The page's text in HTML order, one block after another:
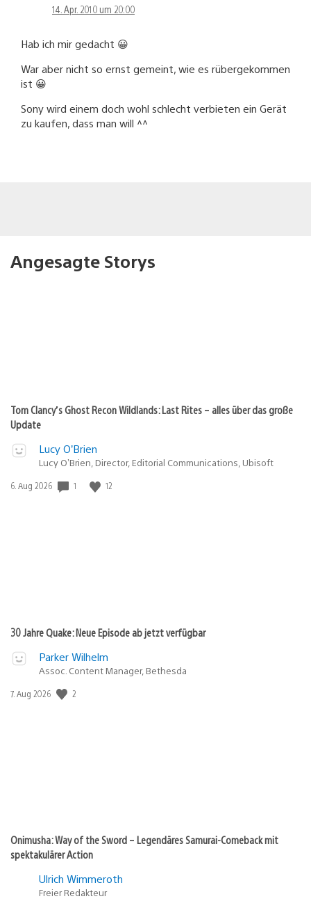
14. Apr. 2010 um 20:00
Hab ich mir gedacht 😀
War aber nicht so ernst gemeint, wie es rübergekommen
ist 😀
Sony wird einem doch wohl schlecht verbieten ein Gerät
zu kaufen, dass man will ^^
Angesagte Storys
Tom Clancy’s Ghost Recon Wildlands: Last Rites – alles über das große
Update
Lucy O’Brien
Lucy O’Brien, Director, Editorial Communications, Ubisoft
Veröffentlichungsdatum:
6. Aug 2026 1 12
30 Jahre Quake: Neue Episode ab jetzt verfügbar
Parker Wilhelm
Assoc. Content Manager, Bethesda
Veröffentlichungsdatum:
7. Aug 2026 2
Onimusha: Way of the Sword – Legendäres Samurai-Comeback mit
spektakulärer Action
Ulrich Wimmeroth
Freier Redakteur